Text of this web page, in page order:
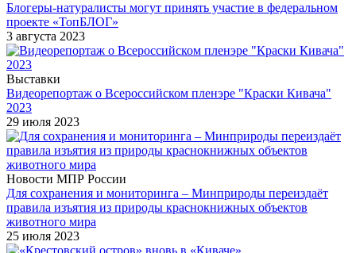
Блогеры-натуралисты могут принять участие в федеральном
проекте «ТопБЛОГ»
3 августа 2023
Выставки
Видеорепортаж о Всероссийском пленэре "Краски Кивача"
2023
29 июля 2023
Новости МПР России
Для сохранения и мониторинга – Минприроды переиздаёт
правила изъятия из природы краснокнижных объектов
животного мира
25 июля 2023